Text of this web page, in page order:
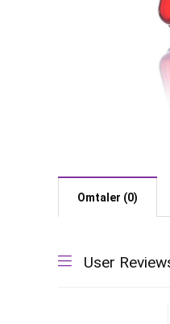
Omtaler (0)
User